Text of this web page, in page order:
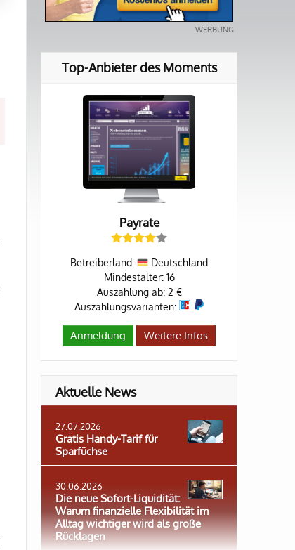
Top-Anbieter des Moments
Payrate
Betreiberland:
Deutschland
Mindestalter: 16
Auszahlung ab: 2 €
Auszahlungsvarianten:
Anmeldung Weitere Infos
Aktuelle News
27.07.2026
Gratis Handy-Tarif für
Sparfüchse
30.06.2026
Die neue Sofort-Liquidität:
Warum finanzielle Flexibilität im
Alltag wichtiger wird als große
Rücklagen